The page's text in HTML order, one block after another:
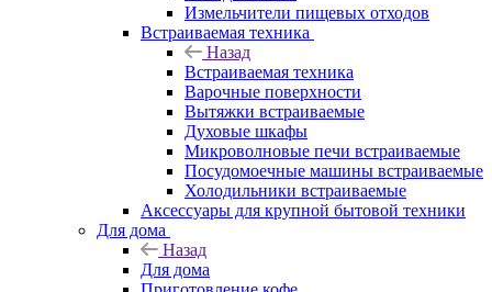
Измельчители пищевых отходов
Встраиваемая техника
Назад
Встраиваемая техника
Варочные поверхности
Вытяжки встраиваемые
Духовые шкафы
Микроволновые печи встраиваемые
Посудомоечные машины встраиваемые
Холодильники встраиваемые
Аксессуары для крупной бытовой техники
Для дома
Назад
Для дома